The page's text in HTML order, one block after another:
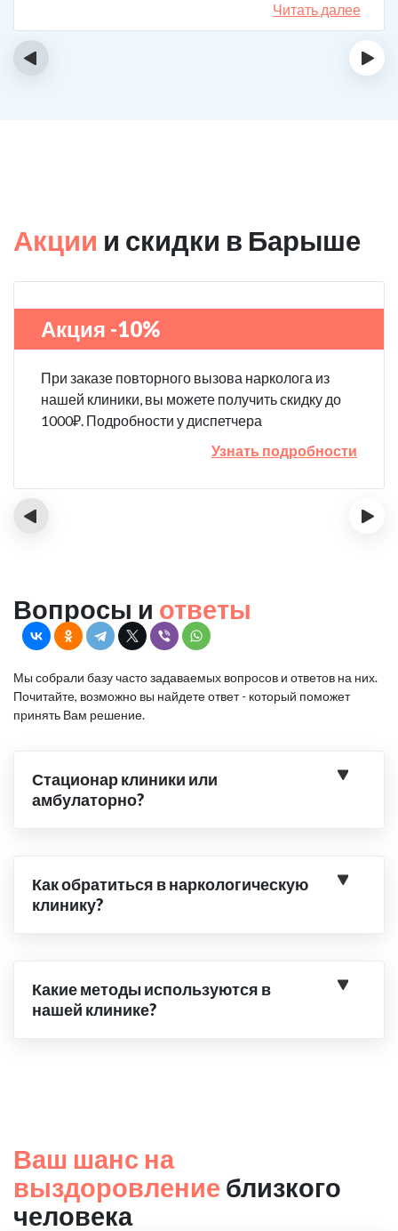
думали, что все лечение бесполезно, но решили
попробовать и отправить родственника в клинику на
Читать далее
‹ ›
Акции и скидки в Барыше
Акция -10%
При заказе повторного вызова нарколога из
нашей клиники, вы можете получить скидку до
1000₽. Подробности у диспетчера
Узнать подробности
‹ ›
Вопросы и ответы
Мы собрали базу часто задаваемых вопросов и ответов на них.
Почитайте, возможно вы найдете ответ - который поможет
принять Вам решение.
Стационар клиники или
амбулаторно?
Как обратиться в наркологическую
клинику?
Какие методы используются в
нашей клинике?
Ваш шанс на
выздоровление близкого
человека